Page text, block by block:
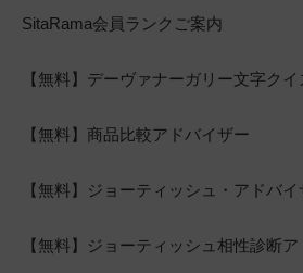
SitaRama会員ランクご案内
【無料】デーヴァナーガリー文字クイ
【無料】商品比較アドバイザー
【無料】ジョーティッシュ・アドバ
【無料】ジョーティッシュ相性診断